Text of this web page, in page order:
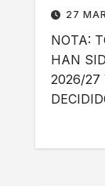
27
NOTA:
HAN
2026/27